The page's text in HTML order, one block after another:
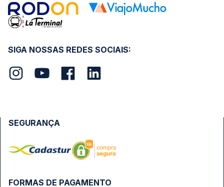
SIGA NOSSAS REDES SOCIAIS:
FORMAS DE PAGAMENTO
SEGURANÇA